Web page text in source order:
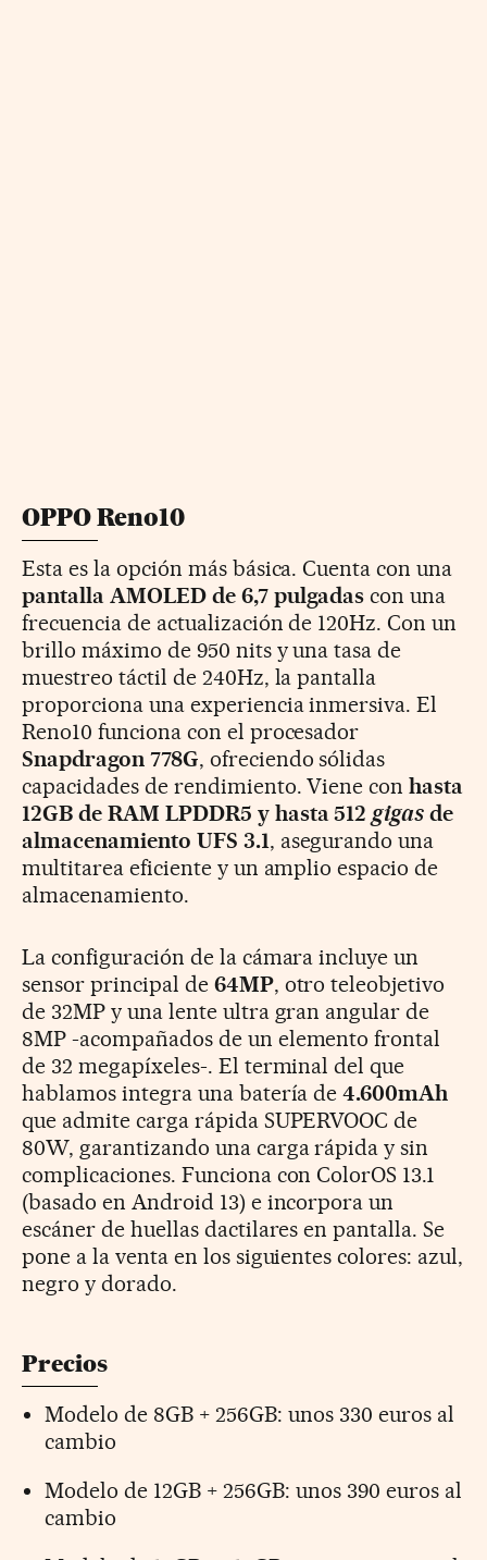
OPPO Reno10
Esta es la opción más básica. Cuenta con una
pantalla AMOLED de 6,7 pulgadas con una
frecuencia de actualización de 120Hz. Con un
brillo máximo de 950 nits y una tasa de
muestreo táctil de 240Hz, la pantalla
proporciona una experiencia inmersiva. El
Reno10 funciona con el procesador
Snapdragon 778G, ofreciendo sólidas
capacidades de rendimiento. Viene conhasta
12GB de RAM LPDDR5 y hasta 512gigas de
almacenamiento UFS 3.1, asegurando una
multitarea eficiente y un amplio espacio de
almacenamiento.
La configuración de la cámara incluye un
sensor principal de 64MP, otro teleobjetivo
de 32MP y una lente ultra gran angular de
8MP -acompañados de un elemento frontal
de 32 megapíxeles-. El terminal del que
hablamos integra una batería de4.600mAh
que admite carga rápida SUPERVOOC de
80W, garantizando una carga rápida y sin
complicaciones. Funciona con ColorOS 13.1
(basado en Android 13) e incorpora un
escáner de huellas dactilares en pantalla. Se
pone a la venta en los siguientes colores: azul,
negro y dorado.
Precios
Modelo de 8GB + 256GB: unos 330 euros al
cambio
Modelo de 12GB + 256GB: unos 390 euros al
cambio